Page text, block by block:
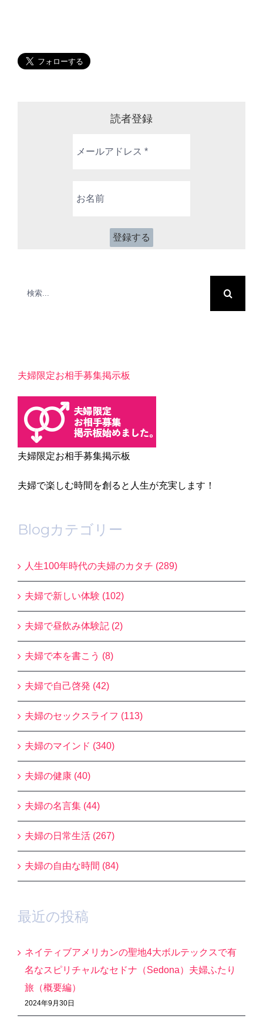
読者登録
ー
*
夫婦限定お相手募集掲示板
夫婦限定お相手募集掲示板
夫婦で楽しむ時間を創ると人生が充実します！
Blogカテゴリー
人生100年時代の夫婦のカタチ (289)
夫婦で新しい体験 (102)
夫婦で昼飲み体験記 (2)
夫婦で本を書こう (8)
夫婦で自己啓発 (42)
夫婦のセックスライフ (113)
夫婦のマインド (340)
夫婦の健康 (40)
夫婦の名言集 (44)
夫婦の日常生活 (267)
夫婦の自由な時間 (84)
最近の投稿
ネイティブアメリカンの聖地4大ボルテックスで有
名なスピリチャルなセドナ（Sedona）夫婦ふたり
旅（概要編）
2024年9月30日